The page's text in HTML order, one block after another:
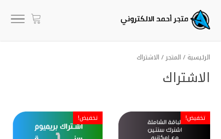
الرئيسية / المتجر/ الاشتراك
الاشتراك
تخفيض! تخفيض!